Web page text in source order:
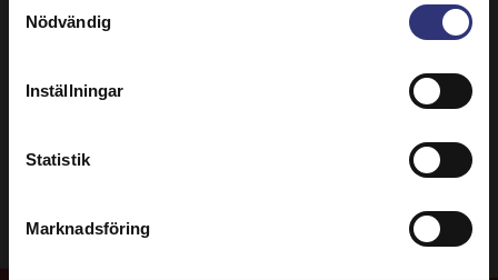
Nödvändig
Inställningar
Statistik
Marknadsföring
Brittisk